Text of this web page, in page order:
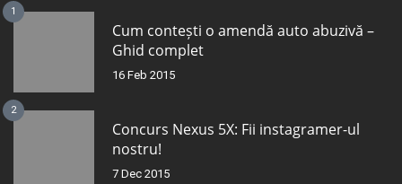
1
Cum contești o amendă auto abuzivă –
Ghid complet
16 Feb 2015
2
Concurs Nexus 5X: Fii instagramer-ul
nostru!
7 Dec 2015